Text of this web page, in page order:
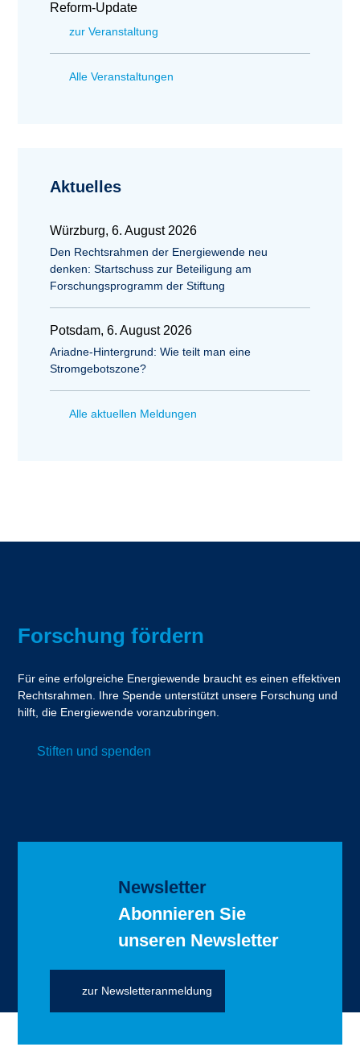
Reform-Update
zur Veranstaltung
Alle Veranstaltungen
Aktuelles
Würzburg, 6. August 2026
Den Rechtsrahmen der Energiewende neu
denken: Startschuss zur Beteiligung am
Forschungsprogramm der Stiftung
Potsdam, 6. August 2026
Ariadne-Hintergrund: Wie teilt man eine
Stromgebotszone?
Alle aktuellen Meldungen
Forschung fördern
Für eine erfolgreiche Energiewende braucht es einen effektiven
Rechtsrahmen. Ihre Spende unterstützt unsere Forschung und
hilft, die Energiewende voranzubringen.
Stiften und spenden
Newsletter
Abonnieren Sie
unseren Newsletter
zur Newsletteranmeldung